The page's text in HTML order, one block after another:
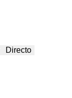
Directo